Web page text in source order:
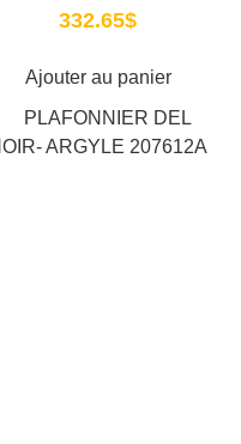
332.65$
Ajouter au panier